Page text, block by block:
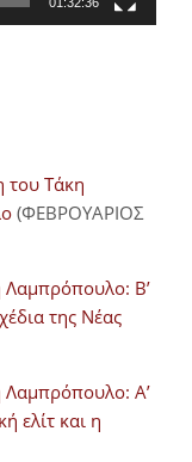
του Τάκη
(ΦΕΒΡΟΥΑΡΙΟΣ
Β’
της Νέας
Α’
ελίτ και η